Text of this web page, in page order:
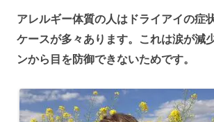
アレルギー体質の人はドライアイの症
ケースが多々あります。これは涙が減
ンから目を防御できないためです。